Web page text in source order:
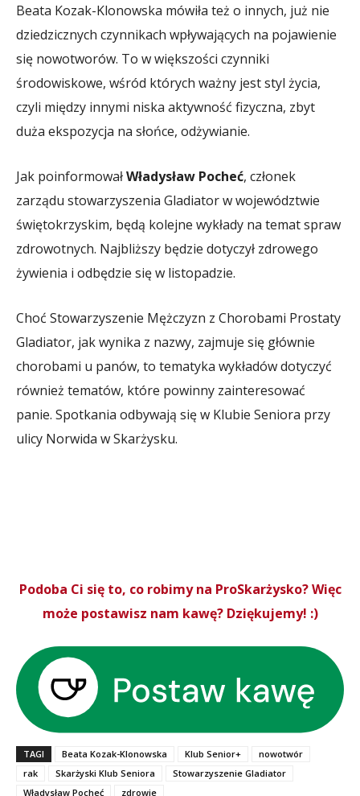
Beata Kozak-Klonowska mówiła też o innych, już nie
dziedzicznych czynnikach wpływających na pojawienie
się nowotworów. To w większości czynniki
środowiskowe, wśród których ważny jest styl życia,
czyli między innymi niska aktywność fizyczna, zbyt
duża ekspozycja na słońce, odżywianie.
Jak poinformowałWładysław Pocheć, członek
zarządu stowarzyszenia Gladiator w województwie
świętokrzyskim, będą kolejne wykłady na temat spraw
zdrowotnych. Najbliższy będzie dotyczył zdrowego
żywienia i odbędzie się w listopadzie.
Choć Stowarzyszenie Mężczyzn z Chorobami Prostaty
Gladiator, jak wynika z nazwy, zajmuje się głównie
chorobami u panów, to tematyka wykładów dotyczyć
również tematów, które powinny zainteresować
panie. Spotkania odbywają się w Klubie Seniora przy
ulicy Norwida w Skarżysku.
Podoba Ci się to, co robimy na ProSkarżysko? Więc
może postawisz nam kawę? Dziękujemy! :)
TAGI Beata Kozak-Klonowska Klub Senior+
nowotwór
rak
Skarżyski Klub Seniora
Stowarzyszenie Gladiator
Władysław Pocheć
zdrowie